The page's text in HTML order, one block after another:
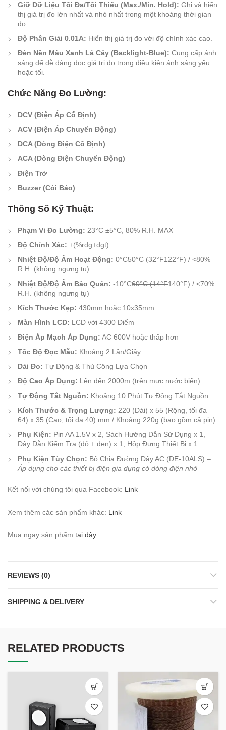
Giữ Dữ Liệu Tối Đa/Tối Thiểu (Max./Min. Hold): Ghi và hiển
thị giá trị đo lớn nhất và nhỏ nhất trong một khoảng thời gian
đo.
Độ Phân Giải 0.01A: Hiển thị giá trị đo với độ chính xác cao.
Đèn Nền Màu Xanh Lá Cây (Backlight-Blue): Cung cấp ánh
sáng để dễ dàng đọc giá trị đo trong điều kiện ánh sáng yếu
hoặc tối.
Chức Năng Đo Lường:
DCV (Điện Áp Cố Định)
ACV (Điện Áp Chuyển Động)
DCA (Dòng Điện Cố Định)
ACA (Dòng Điện Chuyển Động)
Điện Trở
Buzzer (Còi Báo)
Thông Số Kỹ Thuật:
Phạm Vi Đo Lường: 23°C ±5°C, 80% R.H. MAX
Độ Chính Xác: ±(%rdg+dgt)
Nhiệt Độ/Độ Ẩm Hoạt Động: 0°C50°C (32°F122°F) / <80%
R.H. (không ngưng tụ)
Nhiệt Độ/Độ Ẩm Bảo Quản: -10°C60°C (14°F140°F) / <70%
R.H. (không ngưng tụ)
Kích Thước Kẹp: 430mm hoặc 10x35mm
Màn Hình LCD: LCD với 4300 Điểm
Điện Áp Mạch Áp Dụng: AC 600V hoặc thấp hơn
Tốc Độ Đọc Mẫu: Khoảng 2 Lần/Giây
Dải Đo: Tự Động & Thủ Công Lựa Chọn
Độ Cao Áp Dụng: Lên đến 2000m (trên mực nước biển)
Tự Động Tắt Nguồn: Khoảng 10 Phút Tự Động Tắt Nguồn
Kích Thước & Trọng Lượng: 220 (Dài) x 55 (Rộng, tối đa
64) x 35 (Cao, tối đa 40) mm / Khoảng 220g (bao gồm cả pin)
Phụ Kiện: Pin AA 1.5V x 2, Sách Hướng Dẫn Sử Dụng x 1,
Dây Dẫn Kiểm Tra (đỏ + đen) x 1, Hộp Đựng Thiết Bị x 1
Phụ Kiện Tùy Chọn: Bộ Chia Đường Dây AC (DE-10ALS) –
Áp dụng cho các thiết bị điện gia dụng có dòng điện nhỏ
Kết nối với chúng tôi qua Facebook: Link
Xem thêm các sản phẩm khác: Link
Mua ngay sản phẩm tại đây
REVIEWS (0)
SHIPPING & DELIVERY
RELATED PRODUCTS